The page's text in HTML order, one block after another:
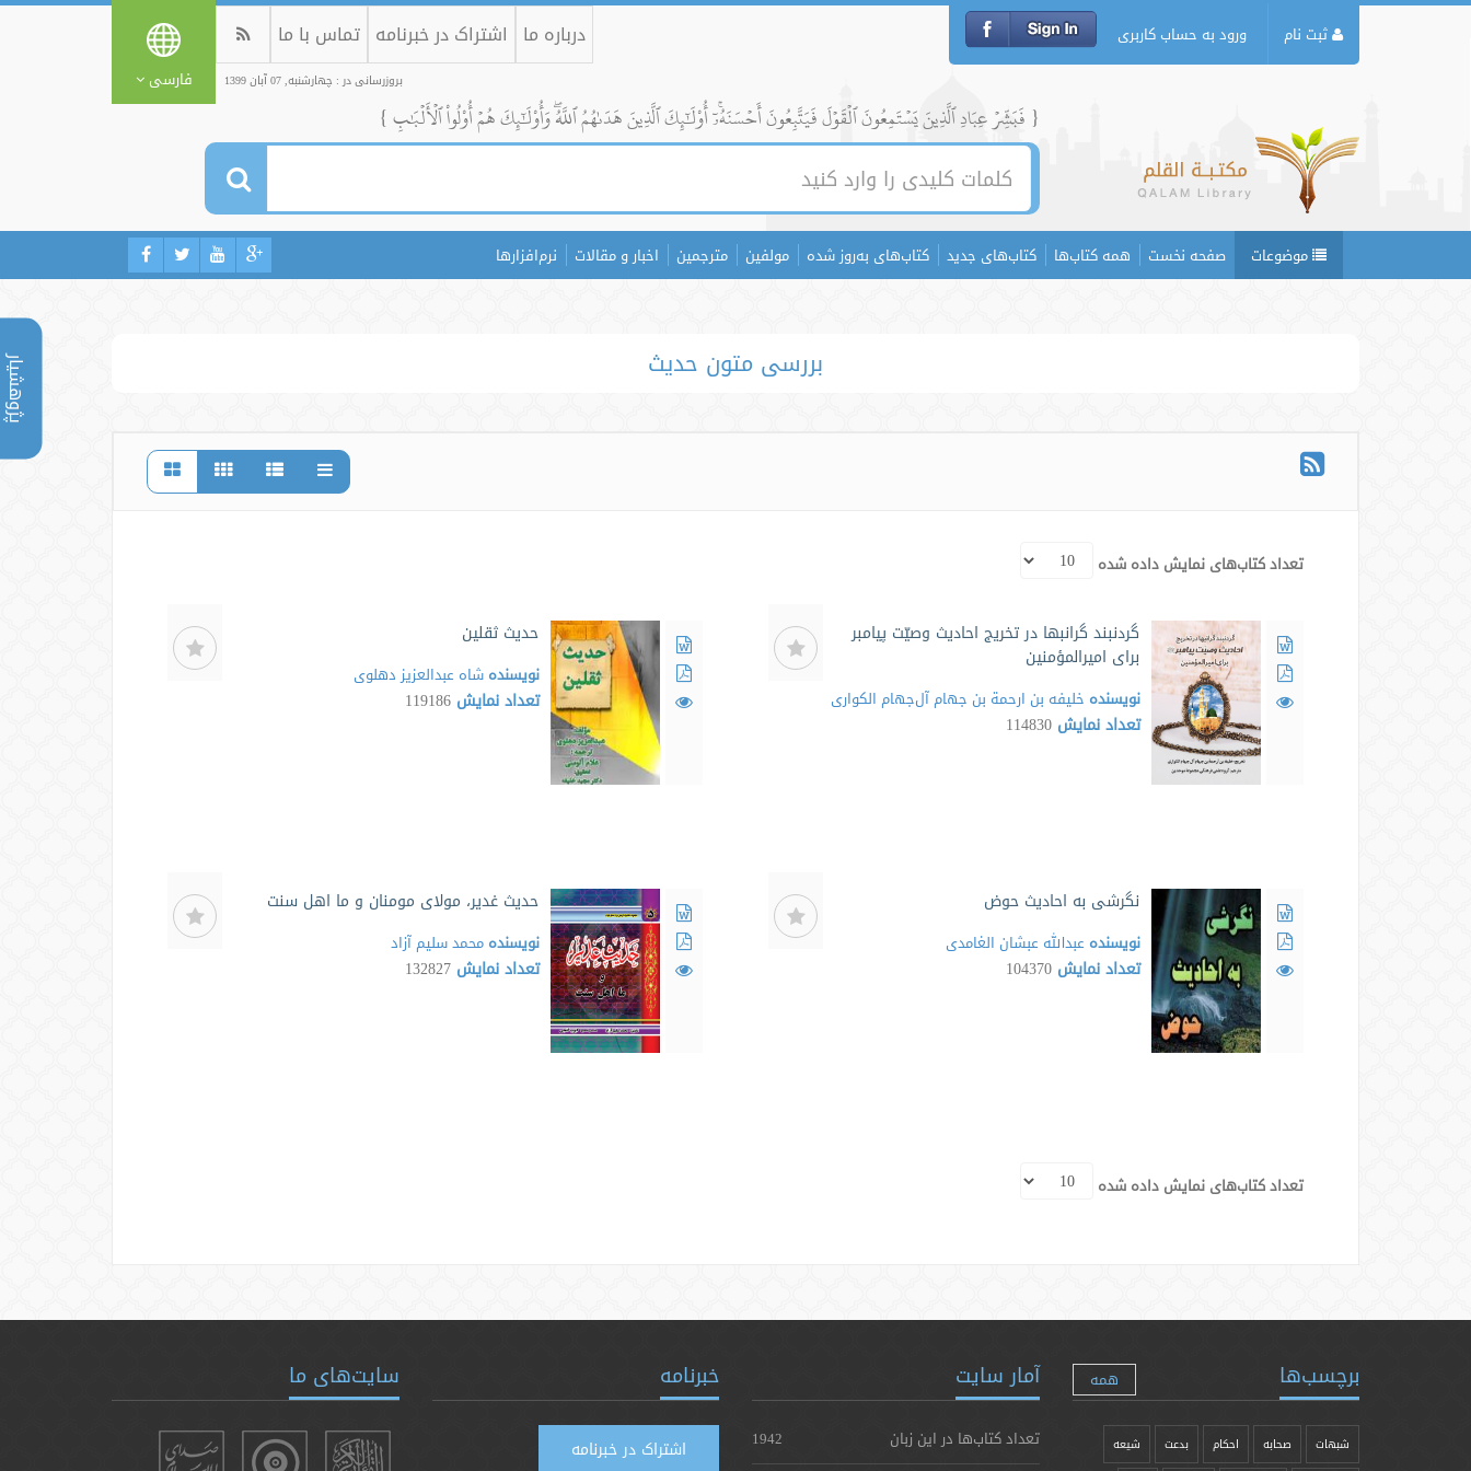
پژوهشیار
ثبت نام ورود به حساب کاربری درباره ما اشتراک در خبرنامه تماس با ما
بروزرسانی در : چهارشنبه, 07 آبان 1399 فارسی
{ فَبَشِّرۡ عِبَادِ ٱلَّذِينَ يَسۡتَمِعُونَ ٱلۡقَوۡلَ فَيَتَّبِعُونَ أَحۡسَنَهُۥٓۚ أُوْلَٰٓئِكَ ٱلَّذِينَ هَدَىٰهُمُ ٱللَّهُۖ وَأُوْلَٰٓئِكَ هُمۡ أُوْلُواْ ٱلۡأَلۡبَٰبِ }
موضوعات صفحه نخست همه کتاب‌ها کتاب‌های جدید کتاب‌های به‌روز شده مولفین مترجمین اخبار و مقالات نرم‌افزارها
بررسی متون حدیث
تعداد کتاب‌های نمایش داده شده
گردنبند گرانبها در تخریج احادیث وصیّت پیامبر
برای امیرالمؤمنین
نویسنده خلیفه بن ارحمة بن جهام آل‌جهام الکواری
تعداد نمایش 114830
حدیث ثقلین
نویسنده شاه عبدالعزیز دهلوی
تعداد نمایش 119186
نگرشی به احادیث حوض
نویسنده عبدالله عبشان الغامدی
تعداد نمایش 104370
حدیث غدیر، مولای مومنان و ما اهل سنت
نویسنده محمد سلیم آزاد
تعداد نمایش 132827
تعداد کتاب‌های نمایش داده شده
برچسب‌ها همه
شبهات صحابه احکام بدعت شیعه
آمار سایت
تعداد کتاب‌ها در این زبان 1942
خبرنامه
اشتراک در خبرنامه
سایت‌های ما